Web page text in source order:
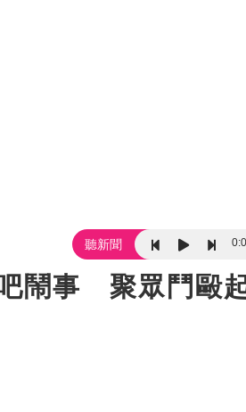
聽新聞
鬧事 聚眾鬥毆